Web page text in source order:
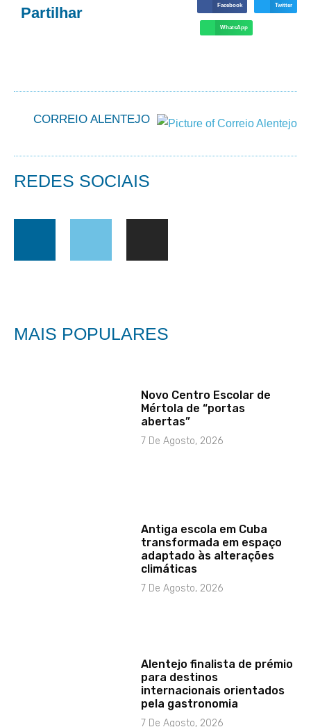
Partilhar Facebook Twitter
WhatsApp
CORREIO ALENTEJO
REDES SOCIAIS
MAIS POPULARES
Novo Centro Escolar de
Mértola de “portas
abertas”
7 De Agosto, 2026
Antiga escola em Cuba
transformada em espaço
adaptado às alterações
climáticas
7 De Agosto, 2026
Alentejo finalista de prémio
para destinos
internacionais orientados
pela gastronomia
7 De Agosto, 2026